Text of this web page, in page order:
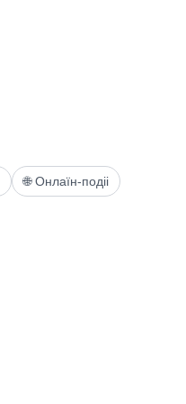
🌐 Онлаїн-подіі